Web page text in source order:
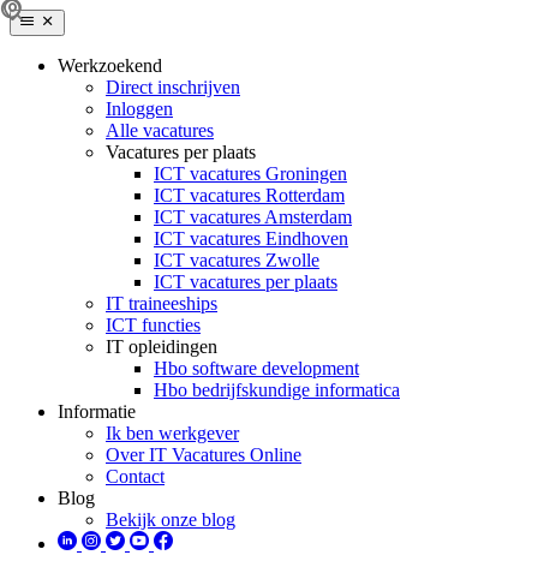
Werkzoekend
Direct inschrijven
Inloggen
Alle vacatures
Vacatures per plaats
ICT vacatures Groningen
ICT vacatures Rotterdam
ICT vacatures Amsterdam
ICT vacatures Eindhoven
ICT vacatures Zwolle
ICT vacatures per plaats
IT traineeships
ICT functies
IT opleidingen
Hbo software development
Hbo bedrijfskundige informatica
Informatie
Ik ben werkgever
Over IT Vacatures Online
Contact
Blog
Bekijk onze blog